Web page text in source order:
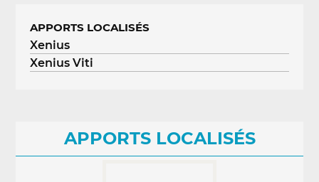
APPORTS LOCALISÉS
Xenius
Xenius Viti
APPORTS LOCALISÉS